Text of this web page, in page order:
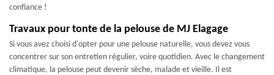
confiance !
Travaux pour tonte de la pelouse de MJ Elagage
Si vous avez choisi d'opter pour une pelouse naturelle, vous devez vous
concentrer sur son entretien régulier, voire quotidien. Avec le changement
climatique, la pelouse peut devenir sèche, malade et vieille. Il est